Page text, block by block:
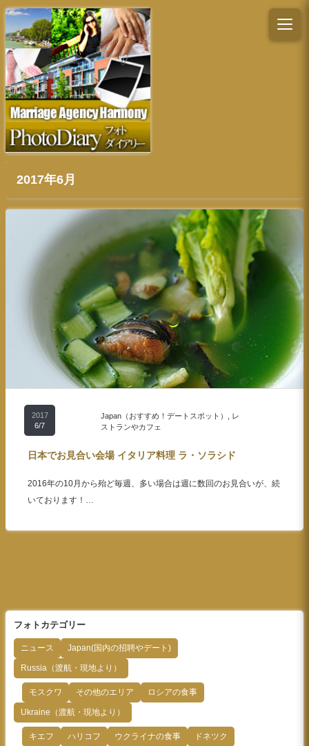
フォトカテゴリー
ニュース Japan(国内の招聘やデート)
Russia（渡航・現地より）
モスクワ その他のエリア ロシアの食事
Ukraine（渡航・現地より）
キエフ ハリコフ ウクライナの食事 ドネツク
2017年6月
2017
6/7
Japan（おすすめ！デートスポット）
レ
ストランやカフェ
日本でお見合い会場 イタリア料理 ラ・ソラシド
2016年の10月から殆ど毎週、多い場合は週に数回のお見合いが、続
いております！…